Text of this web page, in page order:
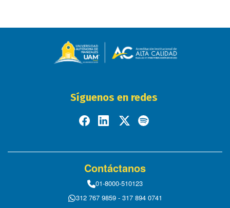
Síguenos en redes
Contáctanos
01-8000-510123
312 767 9859 - 317 894 0741